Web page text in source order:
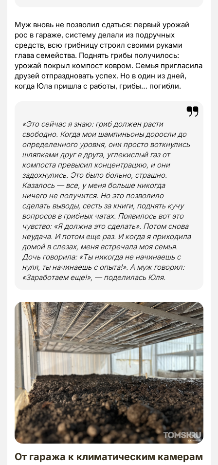
Муж вновь не позволил сдаться: первый урожай
рос в гараже, систему делали из подручных
средств, всю грибницу строил своими руками
глава семейства. Поднять грибы получилось:
урожай покрыл компост ковром. Семья пригласила
друзей отпраздновать успех. Но в один из дней,
когда Юла пришла с работы, грибы… погибли.
«Это сейчас я знаю: гриб должен расти
свободно. Когда мои шампиньоны доросли до
определенного уровня, они просто воткнулись
шляпками друг в друга, углекислый газ от
компоста превысил концентрацию, и они
задохнулись. Это было больно, страшно.
Казалось — все, у меня больше никогда
ничего не получится. Но это позволило
сделать выводы, сесть за книги, поднять кучу
вопросов в грибных чатах. Появилось вот это
чувство: «Я должна это сделать». Потом снова
неудача. И потом еще раз. И когда я приходила
домой в слезах, меня встречала моя семья.
Дочь говорила: «Ты никогда не начинаешь с
нуля, ты начинаешь с опыта!». А муж говорил:
«Заработаем еще!», — поделилась Юля.
От гаража к климатическим камерам